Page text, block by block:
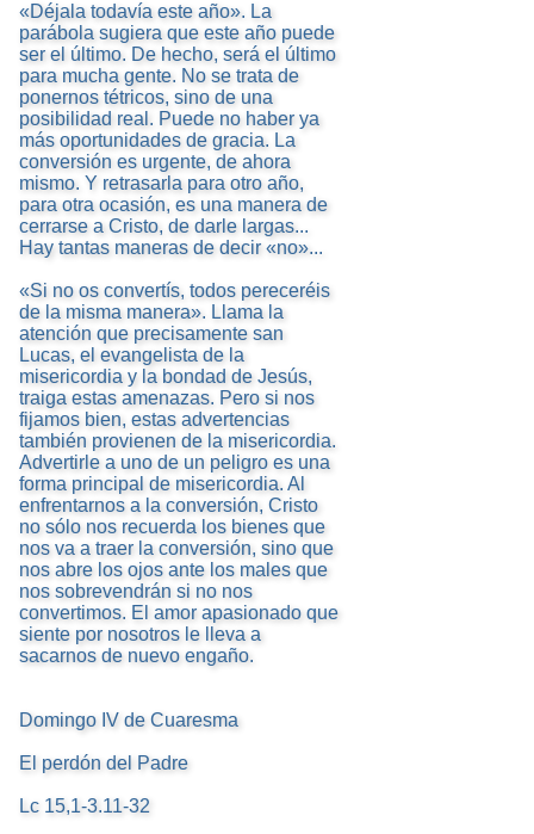
«Déjala todavía este año». La
parábola sugiera que este año puede
ser el último. De hecho, será el último
para mucha gente. No se trata de
ponernos tétricos, sino de una
posibilidad real. Puede no haber ya
más oportunidades de gracia. La
conversión es urgente, de ahora
mismo. Y retrasarla para otro año,
para otra ocasión, es una manera de
cerrarse a Cristo, de darle largas...
Hay tantas maneras de decir «no»...
«Si no os convertís, todos pereceréis
de la misma manera». Llama la
atención que precisamente san
Lucas, el evangelista de la
misericordia y la bondad de Jesús,
traiga estas amenazas. Pero si nos
fijamos bien, estas advertencias
también provienen de la misericordia.
Advertirle a uno de un peligro es una
forma principal de misericordia. Al
enfrentarnos a la conversión, Cristo
no sólo nos recuerda los bienes que
nos va a traer la conversión, sino que
nos abre los ojos ante los males que
nos sobrevendrán si no nos
convertimos. El amor apasionado que
siente por nosotros le lleva a
sacarnos de nuevo engaño.
Domingo IV de Cuaresma
El perdón del Padre
Lc 15,1-3.11-32